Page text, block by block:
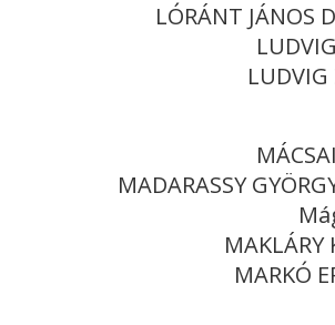
LÓRÁNT JÁNOS
MADARASSY
MAKLÁRY
MARKÓ